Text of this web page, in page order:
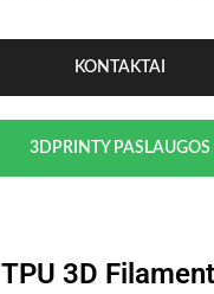
KONTAKTAI
3DPRINTY PASLAUGOS
TPU 3D